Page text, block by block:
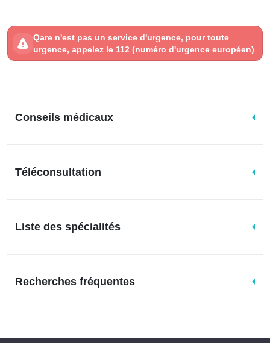
Qare n'est pas un service d'urgence, pour toute
urgence, appelez le 112 (numéro d'urgence européen)
Conseils médicaux
Téléconsultation
Liste des spécialités
Recherches fréquentes